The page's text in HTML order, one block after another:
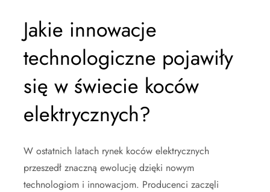
Jakie innowacje
technologiczne pojawiły
się w świecie koców
elektrycznych?
W ostatnich latach rynek koców elektrycznych
przeszedł znaczną ewolucję dzięki nowym
technologiom i innowacjom. Producenci zaczęli